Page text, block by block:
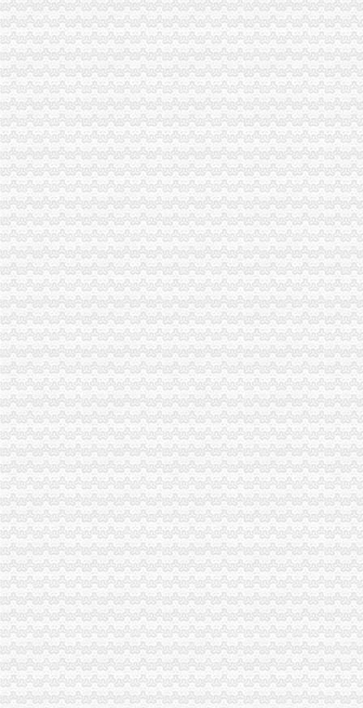
商务部技术进出口信息管理系统许可证电子申请流程-江市商务局
专业代理北京公司申请进出口,进出口许可证代办注册-北京58同城
无纸化签约流程
无纸化！电子签名！键对键！浙江省全程电子化登记管理系统启动啦
海关无纸化通关流程_北京华晨远洋国际贸易有限责任公司
海关无纸化签约
北京海关提高通关效率助推跨境电商进口增7成_秦岛生活网
[股市360]上海通关无纸化实现海陆空全覆盖国内财经-财经
无纸化报关
长沙海关无纸化报关单超80%_城视网
无纸化报关_政务咨询_浙江电子口岸
电子口岸无纸化签约
我省2.7万余家企业可享受无纸化通关
龙岩关区进入通关无纸化时代惠及200多家企业_龙岩新闻_福建之窗
重庆海关电话
2015国考重庆海关暂缓录用公示-公务员复习辅导-文都网校
重庆海关面试公告
重庆海关在哪里
海关关员职业发展制度研究--以重庆海关为例.pdf
重庆海关：十大新举措助渝发展_滚动_新闻_腾讯网
重庆海关注册登记
海关推进“放管服”改革进出口注册企业破100万-新华网
重庆市外国企业常驻代表机构管理-重庆市律规-邦网
海关收发货人登记证书
海关登记,海关登记手续-北京58同城
办海关进出口证书延期需要什么手续？-实务问答-中国物流交易中心
进出口货物收发货人报关注册登记证书
苏州关务天空苏州区外企业送货园区综保区申请分送集报所需资料及流
进出口货物收发货人海关注册登记证变更所需材料
海关报关单位注册登记证书
报关企业注册登记审批-石家庄资质审批-石家庄公司注册-石家庄代理
中山市：海关新政便利4900多家企业-中新网
海关报关注册登记证书
全国张海关登记备案“一照一码”营业执照在南沙自贸区发出_网易
海关注册登记证三年一换的具体操作是-直辖市上海咨询信息
海关报关登记证书
海关进出口货物收发货人报关注册登记证书要到期了怎么办-免费律
中华共和国海关总署令（第127号）中华共和国海关对报关单